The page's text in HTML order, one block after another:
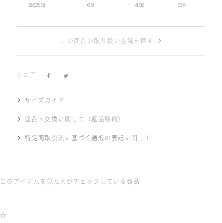
39(25.5) 6.9 8.55 574
この商品の取り扱い店舗を探す
シェア
サイズガイド
返品・交換に関して（返品特約）
特定商取引法に基づく通販の表記に関して
このアイテムを見た人がチェックしている商品
☆